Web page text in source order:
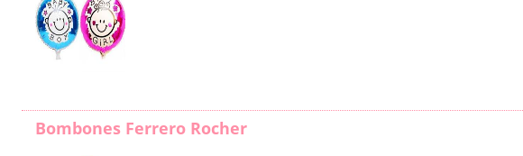
Bombones Ferrero Rocher